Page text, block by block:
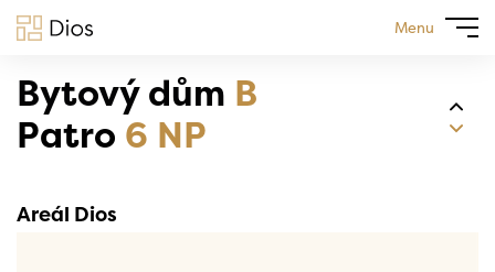
Menu
Bytový dům B
Patro 6 NP
Areál Dios